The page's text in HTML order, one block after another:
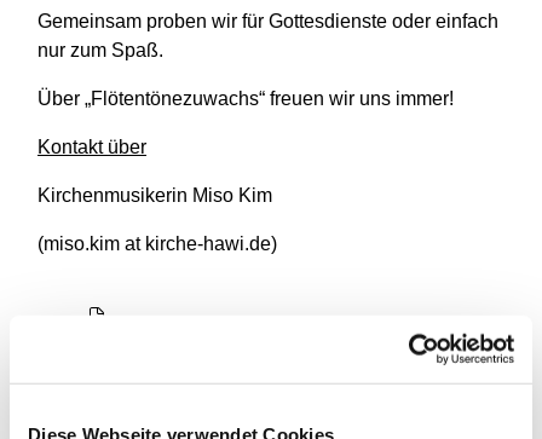
Diese Webseite verwendet Cookies
Gemeinsam proben wir für Gottesdienste oder einfach
nur zum Spaß.
Über „Flötentönezuwachs“ freuen wir uns immer!
Kontakt über
Kirchenmusikerin Miso Kim
(miso.kim at kirche-hawi.de)